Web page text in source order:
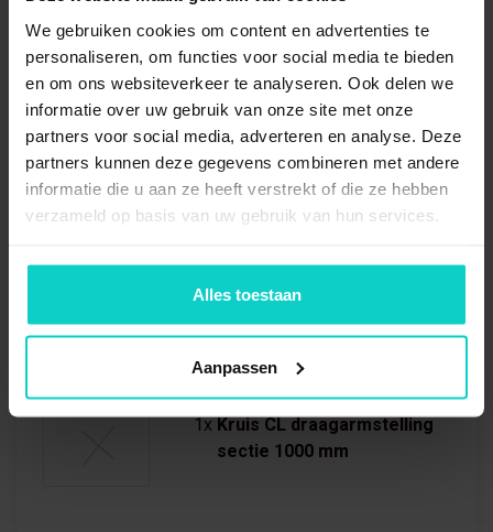
We gebruiken cookies om content en advertenties te
personaliseren, om functies voor social media te bieden
en om ons websiteverkeer te analyseren. Ook delen we
informatie over uw gebruik van onze site met onze
partners voor social media, adverteren en analyse. Deze
partners kunnen deze gegevens combineren met andere
informatie die u aan ze heeft verstrekt of die ze hebben
verzameld op basis van uw gebruik van hun services.
Alles toestaan
Aanpassen
2xStaandersprofiel CL
1976mm
2xVoet draagarm dubbel
1000mm
12xDraagarm CL 1000mm
12xArm safety pin CL
1xKruis CL draagarmstelling
sectie 1000 mm